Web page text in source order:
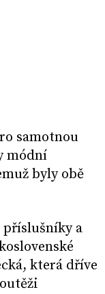
samotnou
módní
byly obě
a
která dříve